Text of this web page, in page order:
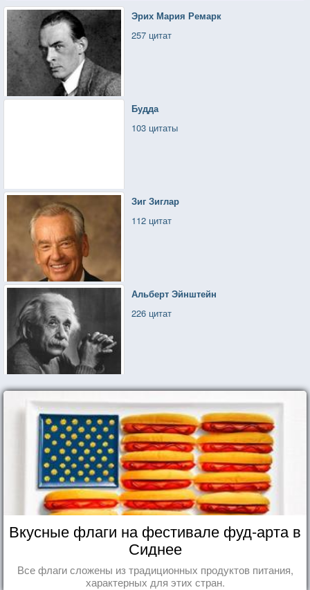
Эрих Мария Ремарк
257 цитат
Будда
103 цитаты
Зиг Зиглар
112 цитат
Альберт Эйнштейн
226 цитат
Вкусные флаги на фестивале фуд-арта в
Сиднее
Все флаги сложены из традиционных продуктов питания,
характерных для этих стран.